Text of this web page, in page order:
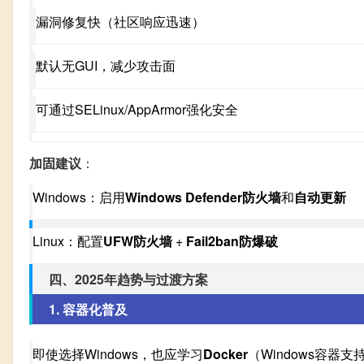
漏洞修复快（社区响应迅速）
默认无GUI，减少攻击面
可通过SELinux/AppArmor强化安全
加固建议 ：
Windows：启用Windows Defender防火墙和自动更新
Linux：配置UFW防火墙+ Fail2ban防爆破
四、2025年趋势与过渡方案
1. 容器化普及
即使选择Windows，也应学习Docker （Windows容器支